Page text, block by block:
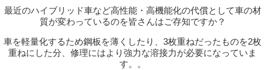
最近のハイブリッド車など高性能・高機能化の代償として車の材
質が変わっているのを皆さんはご存知ですか？
車を軽量化するため鋼板を薄くしたり、3枚重ねだったものを2枚
重ねにした分、修理にはより強力な溶接力が必要になっていま
す。。